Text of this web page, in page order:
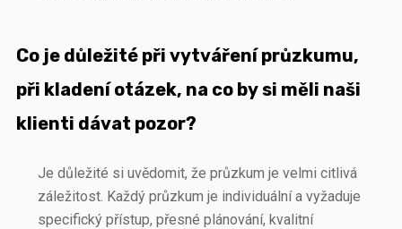
Co je důležité při vytváření průzkumu,
při kladení otázek, na co by si měli naši
klienti dávat pozor?
Je důležité si uvědomit, že průzkum je velmi citlivá
záležitost. Každý průzkum je individuální a vyžaduje
specifický přístup, přesné plánování, kvalitní